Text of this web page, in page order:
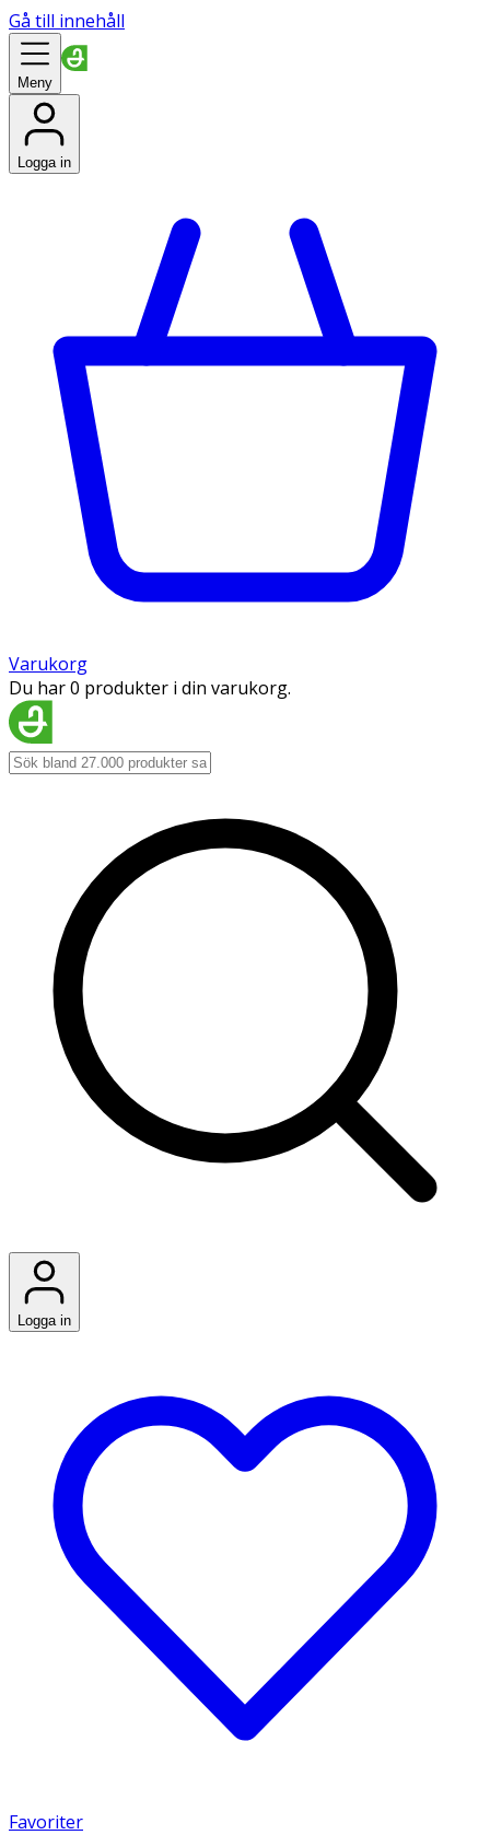
Gå till innehåll
Meny
Logga in
Varukorg
Du har 0 produkter i din varukorg.
Logga in
Favoriter